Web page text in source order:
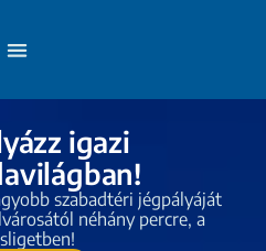
igazi
szabadtéri jégpályáját
néhány percre, a